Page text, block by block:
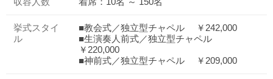
挙式スタイ
ル
■教会式／独立型チャペル ￥242,000
■生演奏人前式／独立型チャペル
￥220,000
■神前式／独立型チャペル ￥209,000